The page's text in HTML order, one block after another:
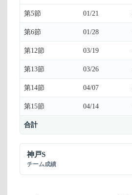
第5節 01/21
第6節 01/28
第12節 03/19
第13節 03/26
第14節 04/07
第15節 04/14
合計
神戸S
チーム成績